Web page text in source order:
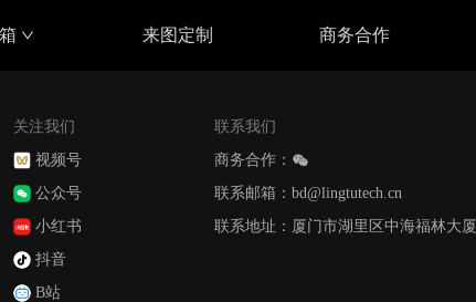
来图定制 商务合作
关注我们
视频号
公众号
小红书
抖音
B站
联系我们
商务合作：
联系邮箱：bd@lingtutech.cn
联系地址：厦门市湖里区中海福林大厦